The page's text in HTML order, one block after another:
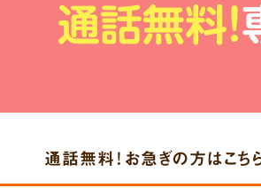
通話無料!
通話無料！ お急ぎの方はこち